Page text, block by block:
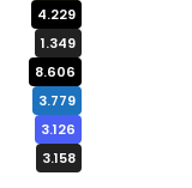
4.229
1.349
8.606
3.779
3.126
3.158